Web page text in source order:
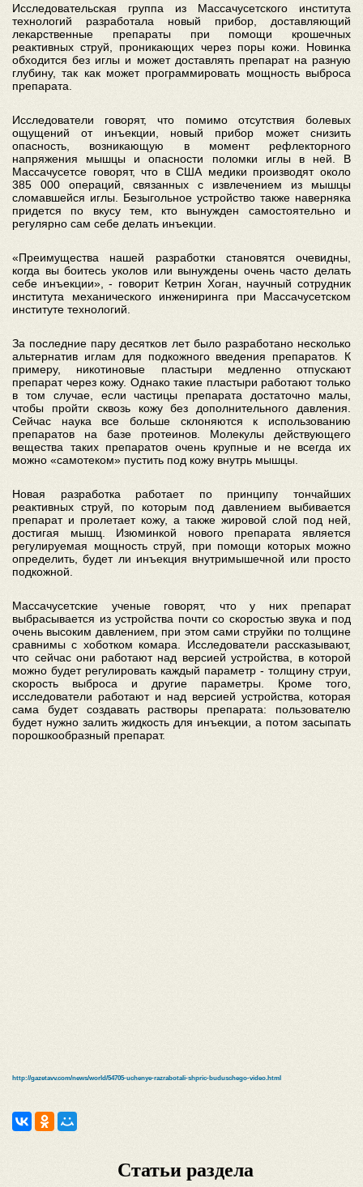
Исследовательская группа из Массачусетского института
технологий разработала новый прибор, доставляющий
лекарственные препараты при помощи крошечных
реактивных струй, проникающих через поры кожи. Новинка
обходится без иглы и может доставлять препарат на разную
глубину, так как может программировать мощность выброса
препарата.
Исследователи говорят, что помимо отсутствия болевых
ощущений от инъекции, новый прибор может снизить
опасность, возникающую в момент рефлекторного
напряжения мышцы и опасности поломки иглы в ней. В
Массачусетсе говорят, что в США медики производят около
385 000 операций, связанных с извлечением из мышцы
сломавшейся иглы. Безыгольное устройство также наверняка
придется по вкусу тем, кто вынужден самостоятельно и
регулярно сам себе делать инъекции.
«Преимущества нашей разработки становятся очевидны,
когда вы боитесь уколов или вынуждены очень часто делать
себе инъекции», - говорит Кетрин Хоган, научный сотрудник
института механического инжениринга при Массачусетском
институте технологий.
За последние пару десятков лет было разработано несколько
альтернатив иглам для подкожного введения препаратов. К
примеру, никотиновые пластыри медленно отпускают
препарат через кожу. Однако такие пластыри работают только
в том случае, если частицы препарата достаточно малы,
чтобы пройти сквозь кожу без дополнительного давления.
Сейчас наука все больше склоняются к использованию
препаратов на базе протеинов. Молекулы действующего
вещества таких препаратов очень крупные и не всегда их
можно «самотеком» пустить под кожу внутрь мышцы.
Новая разработка работает по принципу тончайших
реактивных струй, по которым под давлением выбивается
препарат и пролетает кожу, а также жировой слой под ней,
достигая мышц. Изюминкой нового препарата является
регулируемая мощность струй, при помощи которых можно
определить, будет ли инъекция внутримышечной или просто
подкожной.
Массачусетские ученые говорят, что у них препарат
выбрасывается из устройства почти со скоростью звука и под
очень высоким давлением, при этом сами струйки по толщине
сравнимы с хоботком комара. Исследователи рассказывают,
что сейчас они работают над версией устройства, в которой
можно будет регулировать каждый параметр - толщину струи,
скорость выброса и другие параметры. Кроме того,
исследователи работают и над версией устройства, которая
сама будет создавать растворы препарата: пользователю
будет нужно залить жидкость для инъекции, а потом засыпать
порошкообразный препарат.
http://gazetavv.com/news/world/54705-uchenye-razrabotali-shpric-buduschego-video.html
Статьи раздела